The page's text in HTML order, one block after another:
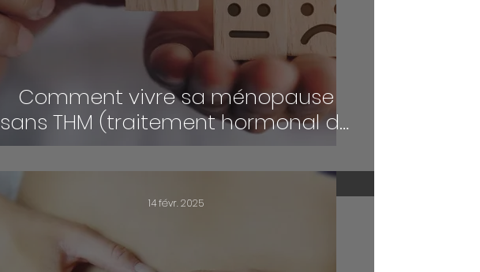
Comment vivre sa ménopause
sans THM (traitement hormonal de
la ménopause)
14 févr. 2025